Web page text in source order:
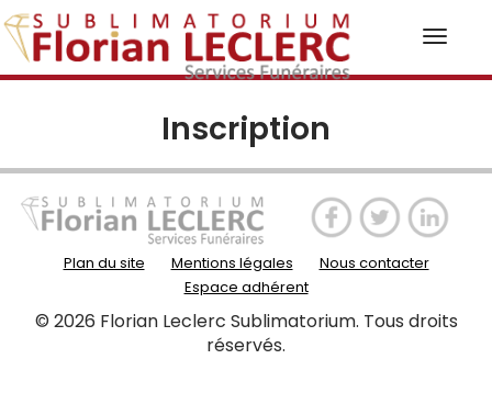
Toggle
Inscription
Plan du site Mentions légales
Nous contacter
Espace adhérent
© 2026 Florian Leclerc Sublimatorium. Tous droits
réservés.